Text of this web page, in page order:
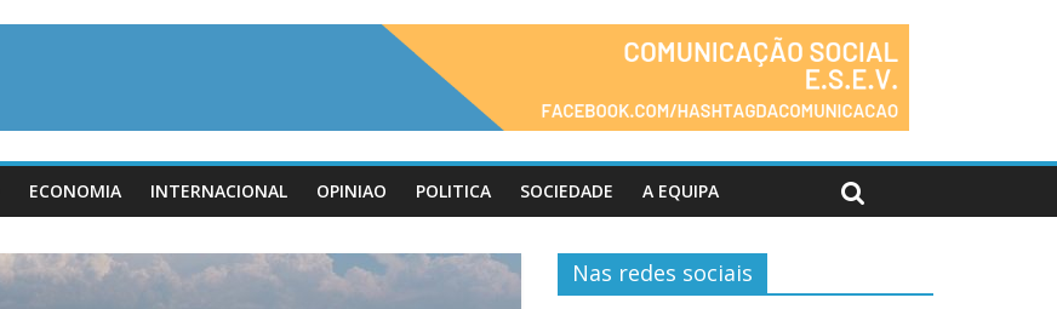
ECONOMIA INTERNACIONAL OPINIAO POLITICA SOCIEDADE A EQUIPA
Nas redes sociais